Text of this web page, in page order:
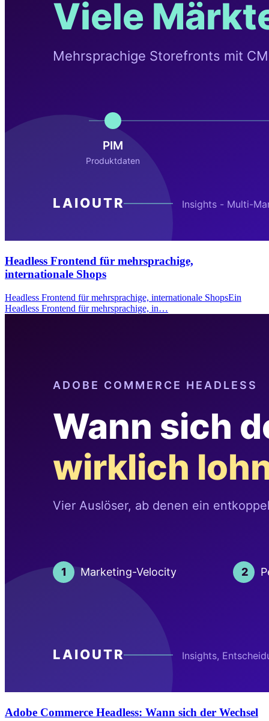
Headless Frontend für mehrsprachige,
internationale Shops
Headless Frontend für mehrsprachige, internationale ShopsEin
Headless Frontend für mehrsprachige, in…
Adobe Commerce Headless: Wann sich der Wechsel